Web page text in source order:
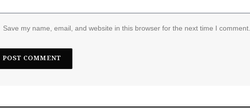
Save my name, email, and website in this browser for the next time I comment.